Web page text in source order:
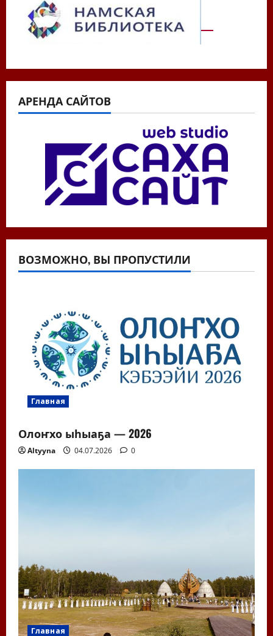
АРЕНДА САЙТОВ
ВОЗМОЖНО, ВЫ ПРОПУСТИЛИ
Главная
Олоҥхо ыһыаҕа — 2026
Altyyna 04.07.2026 0
Главная